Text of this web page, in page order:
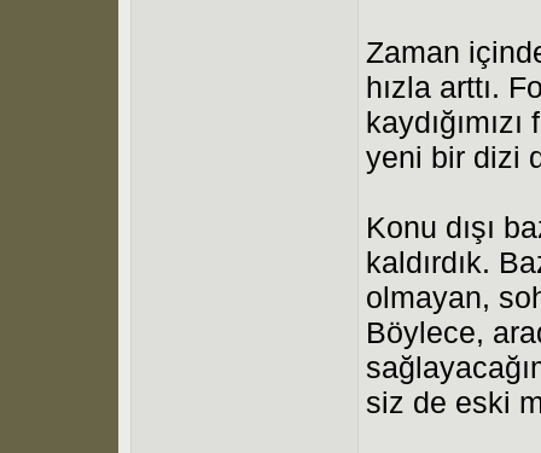
Zaman
hızla arttı.
yeni bir dizi
Konu dışı
kaldırdık.
olmayan,
Böylece,
siz de eski